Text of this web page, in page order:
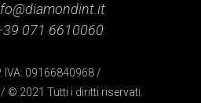
071 6610060
IVA: 09166840968 /
© 2021 Tutti i diritti riservati.